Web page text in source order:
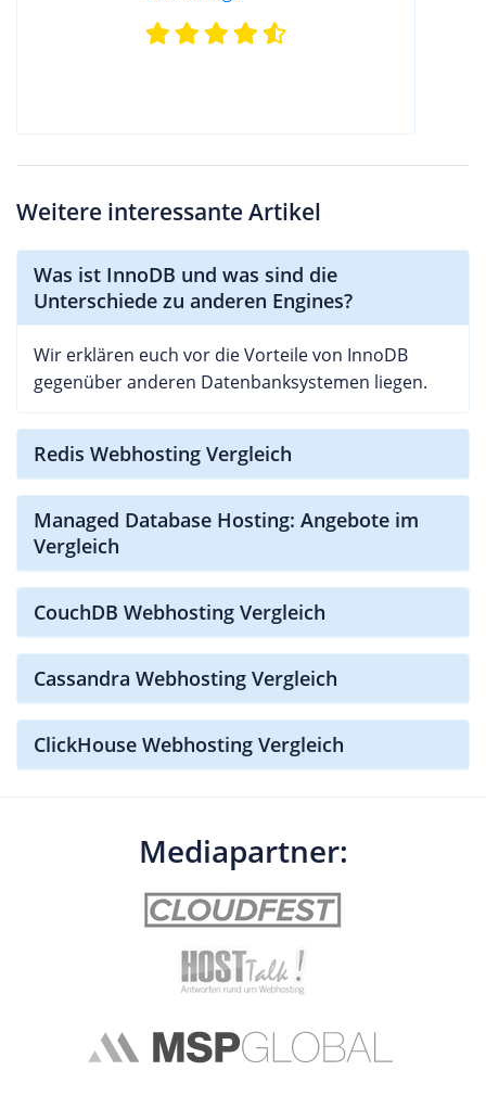
Weitere interessante Artikel
Was ist InnoDB und was sind die
Unterschiede zu anderen Engines?
Wir erklären euch vor die Vorteile von InnoDB
gegenüber anderen Datenbanksystemen liegen.
Redis Webhosting Vergleich
Managed Database Hosting: Angebote im
Vergleich
CouchDB Webhosting Vergleich
Cassandra Webhosting Vergleich
ClickHouse Webhosting Vergleich
Mediapartner: